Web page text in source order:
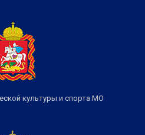
культуры и спорта МО